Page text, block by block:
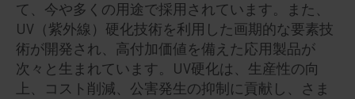
て、今や多くの用途で採用されています。また、
UV（紫外線）硬化技術を利用した画期的な要素技
術が開発され、高付加価値を備えた応用製品が
次々と生まれています。UV硬化は、生産性の向
上、コスト削減、公害発生の抑制に貢献し、さま